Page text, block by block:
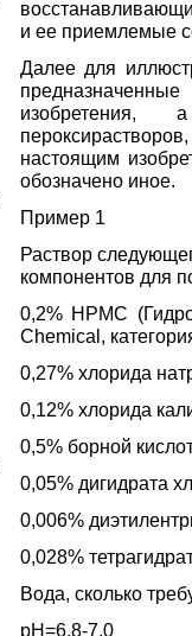
и ее приемлемые
Далее для
изобретения,
настоящим
обозначено иное.
Пример 1
Раствор
компонентов для
0,2% НРМС
Chemical,
0,27% хлорида
0,12% хлорида
0,5% борной
0,05% дигидрата
0,006%
0,028%
Вода, сколько
рН=6,8-7,0